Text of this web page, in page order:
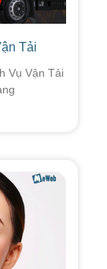
Tải
Vụ Vận Tải